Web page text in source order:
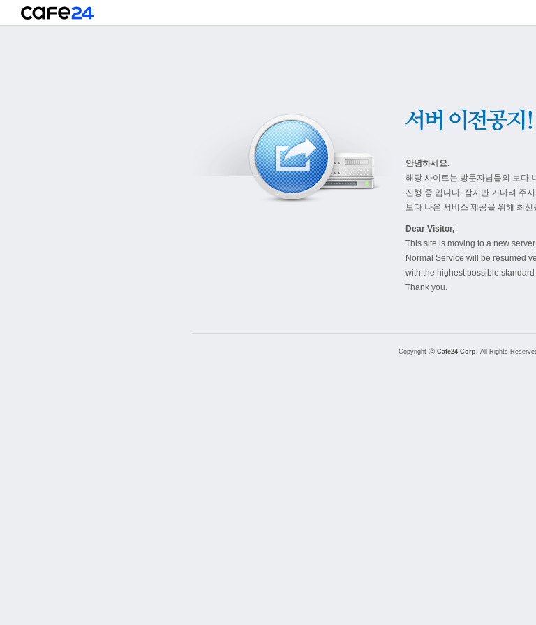
안녕하세요.
해당 사이트는 방문자님들의 보다
진행 중 입니다. 잠시만 기다려 주
보다 나은 서비스 제공을 위해 최
Dear Visitor,
This site is moving to a new
Normal Service will be resumed
with the highest possible
Thank you.
Copyright ⓒ Cafe24 Corp. All Rights